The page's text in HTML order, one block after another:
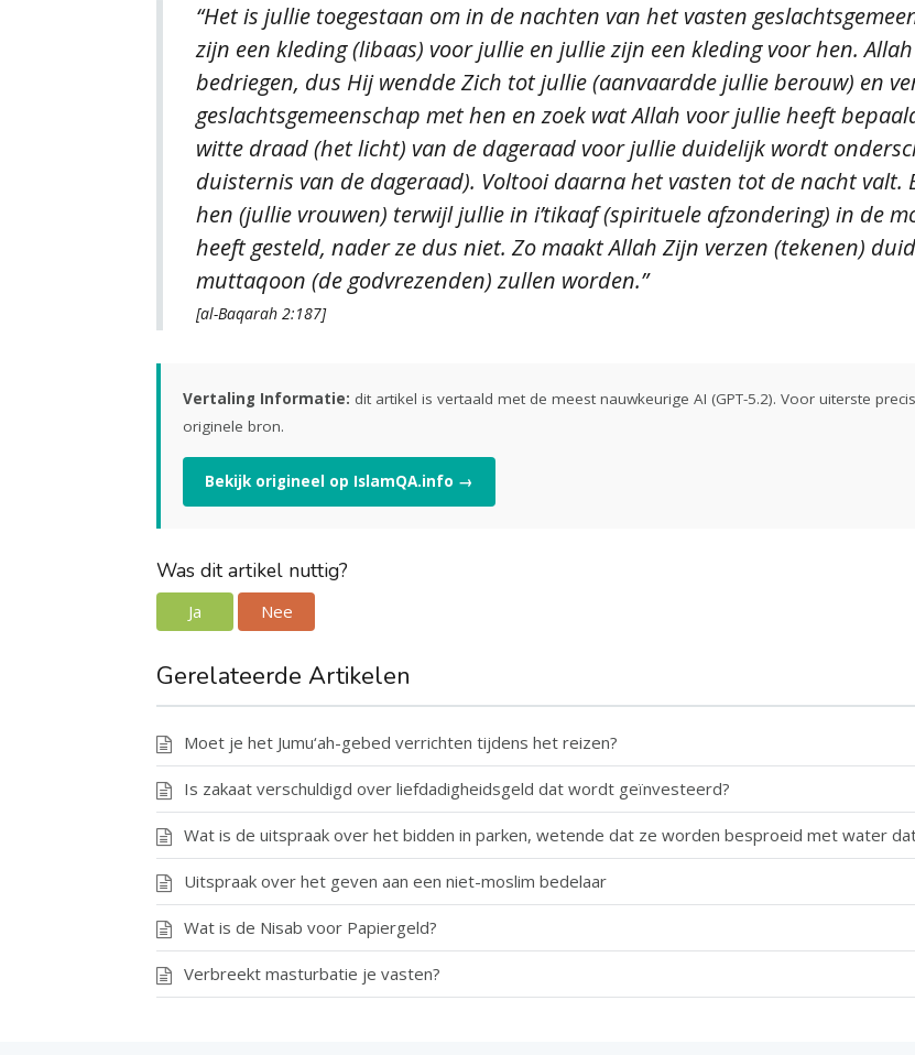
“Het is jullie toegestaan om in de nachten van het vasten
zijn een kleding (libaas) voor jullie en jullie zijn een kleding voor hen.
bedriegen, dus Hij wendde Zich tot jullie (aanvaardde jullie berouw) en
geslachtsgemeenschap met hen en zoek wat Allah voor jullie heeft
witte draad (het licht) van de dageraad voor jullie duidelijk wordt
duisternis van de dageraad). Voltooi daarna het vasten tot de nacht valt.
hen (jullie vrouwen) terwijl jullie in i’tikaaf (spirituele afzondering) in de
heeft gesteld, nader ze dus niet. Zo maakt Allah Zijn verzen (tekenen)
muttaqoon (de godvrezenden) zullen worden.”
[al-Baqarah 2:187]
Vertaling Informatie: dit artikel is vertaald met de meest nauwkeurige AI (GPT-5.2). Voor uiterste
originele bron.
Bekijk origineel op IslamQA.info →
Was dit artikel nuttig?
Ja Nee
Gerelateerde Artikelen
Moet je het Jumu‘ah-gebed verrichten tijdens het reizen?
Is zakaat verschuldigd over liefdadigheidsgeld dat wordt geïnvesteerd?
Wat is de uitspraak over het bidden in parken, wetende dat ze worden besproeid met water
Uitspraak over het geven aan een niet-moslim bedelaar
Wat is de Nisab voor Papiergeld?
Verbreekt masturbatie je vasten?